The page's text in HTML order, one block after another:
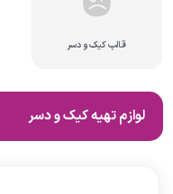
قالب کیک و دسر
لوازم تهیه کیک و دسر